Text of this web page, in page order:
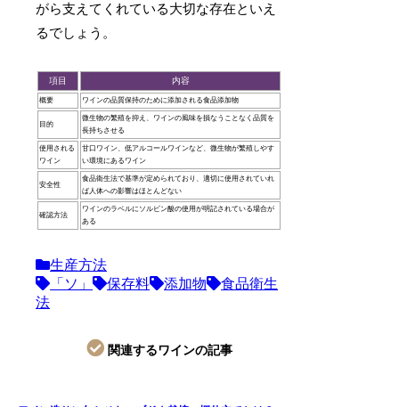
がら支えてくれている大切な存在といえ
るでしょう。
項目 内容
概要 ワインの品質保持のために添加される食品添加物
目的
微生物の繁殖を抑え、ワインの風味を損なうことなく品質を
長持ちさせる
使用される
ワイン
甘口ワイン、低アルコールワインなど、微生物が繁殖しやす
い環境にあるワイン
安全性
食品衛生法で基準が定められており、適切に使用されていれ
ば人体への影響はほとんどない
確認方法
ワインのラベルにソルビン酸の使用が明記されている場合が
ある
生産方法
「ソ」
保存料 添加物
食品衛生
法
関連するワインの記事